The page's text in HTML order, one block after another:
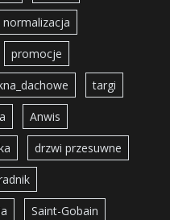
normalizacja
promocje
targi
Anwis
drzwi przesuwne
Saint-Gobain